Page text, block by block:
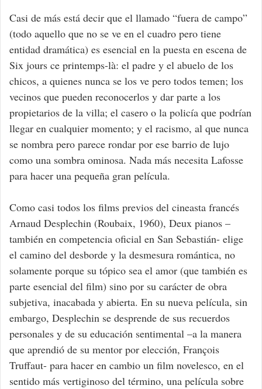
Casi de más está decir que el llamado “fuera de campo”
(todo aquello que no se ve en el cuadro pero tiene
entidad dramática) es esencial en la puesta en escena de
Six jours ce printemps-là: el padre y el abuelo de los
chicos, a quienes nunca se los ve pero todos temen; los
vecinos que pueden reconocerlos y dar parte a los
propietarios de la villa; el casero o la policía que podrían
llegar en cualquier momento; y el racismo, al que nunca
se nombra pero parece rondar por ese barrio de lujo
como una sombra ominosa. Nada más necesita Lafosse
para hacer una pequeña gran película.
Como casi todos los films previos del cineasta francés
Arnaud Desplechin (Roubaix, 1960), Deux pianos –
también en competencia oficial en San Sebastián- elige
el camino del desborde y la desmesura romántica, no
solamente porque su tópico sea el amor (que también es
parte esencial del film) sino por su carácter de obra
subjetiva, inacabada y abierta. En su nueva película, sin
embargo, Desplechin se desprende de sus recuerdos
personales y de su educación sentimental –a la manera
que aprendió de su mentor por elección, François
Truffaut- para hacer en cambio un film novelesco, en el
sentido más vertiginoso del término, una película sobre